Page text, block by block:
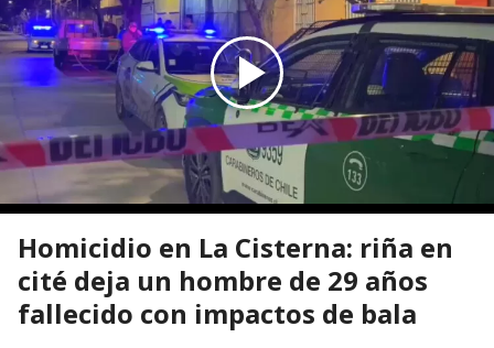
Homicidio en La Cisterna: riña en
cité deja un hombre de 29 años
fallecido con impactos de bala